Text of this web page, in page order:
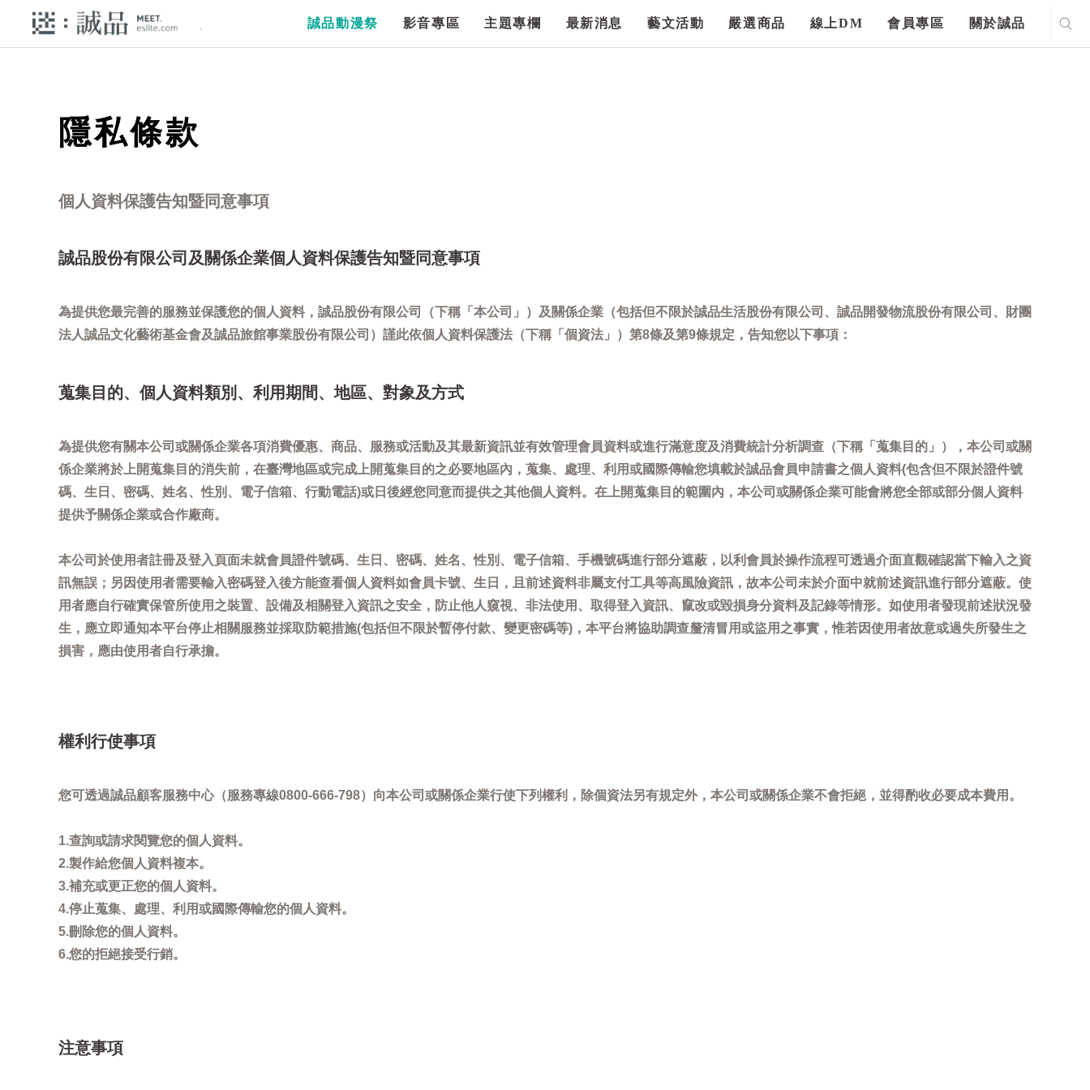
誠品動漫祭 影音專區 主題專欄 最新消息 藝文活動 嚴選商品 線上DM 會員專區 關於誠品
隱私條款
個人資料保護告知暨同意事項
誠品股份有限公司及關係企業個人資料保護告知暨同意事項
為提供您最完善的服務並保護您的個人資料，誠品股份有限公司（下稱「本公司」）及關係企業（包括但不限於誠品生活股份有限公司、誠品開發物流股份有限公司、財團
法人誠品文化藝術基金會及誠品旅館事業股份有限公司）謹此依個人資料保護法（下稱「個資法」）第8條及第9條規定，告知您以下事項：
蒐集目的、個人資料類別、利用期間、地區、對象及方式
為提供您有關本公司或關係企業各項消費優惠、商品、服務或活動及其最新資訊並有效管理會員資料或進行滿意度及消費統計分析調查（下稱「蒐集目的」），本公司或關
係企業將於上開蒐集目的消失前，在臺灣地區或完成上開蒐集目的之必要地區內，蒐集、處理、利用或國際傳輸您填載於誠品會員申請書之個人資料(包含但不限於證件號
碼、生日、密碼、姓名、性別、電子信箱、行動電話)或日後經您同意而提供之其他個人資料。在上開蒐集目的範圍內，本公司或關係企業可能會將您全部或部分個人資料
提供予關係企業或合作廠商。
本公司於使用者註冊及登入頁面未就會員證件號碼、生日、密碼、姓名、性別、電子信箱、手機號碼進行部分遮蔽，以利會員於操作流程可透過介面直觀確認當下輸入之資
訊無誤；另因使用者需要輸入密碼登入後方能查看個人資料如會員卡號、生日，且前述資料非屬支付工具等高風險資訊，故本公司未於介面中就前述資訊進行部分遮蔽。使
用者應自行確實保管所使用之裝置、設備及相關登入資訊之安全，防止他人窺視、非法使用、取得登入資訊、竄改或毀損身分資料及記錄等情形。如使用者發現前述狀況發
生，應立即通知本平台停止相關服務並採取防範措施(包括但不限於暫停付款、變更密碼等)，本平台將協助調查釐清冒用或盜用之事實，惟若因使用者故意或過失所發生之
損害，應由使用者自行承擔。
權利行使事項
您可透過誠品顧客服務中心（服務專線0800-666-798）向本公司或關係企業行使下列權利，除個資法另有規定外，本公司或關係企業不會拒絕，並得酌收必要成本費用。
1.查詢或請求閱覽您的個人資料。
2.製作給您個人資料複本。
3.補充或更正您的個人資料。
4.停止蒐集、處理、利用或國際傳輸您的個人資料。
5.刪除您的個人資料。
6.您的拒絕接受行銷。
注意事項